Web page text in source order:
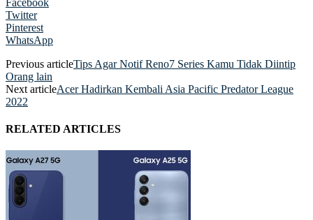
Twitter
Pinterest
WhatsApp
Previous articleTips Agar Notif Reno7 Series Kamu Tidak Diintip
Orang lain
Next articleAcer Hadirkan Kembali Asia Pacific Predator League
2022
RELATED ARTICLES